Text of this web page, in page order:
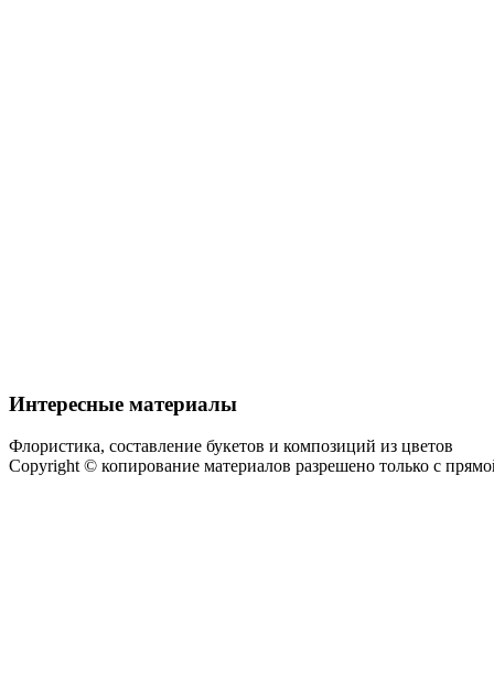
Интересные материалы
Флористика, составление букетов и композиций из цветов
Copyright © копирование материалов разрешено только с